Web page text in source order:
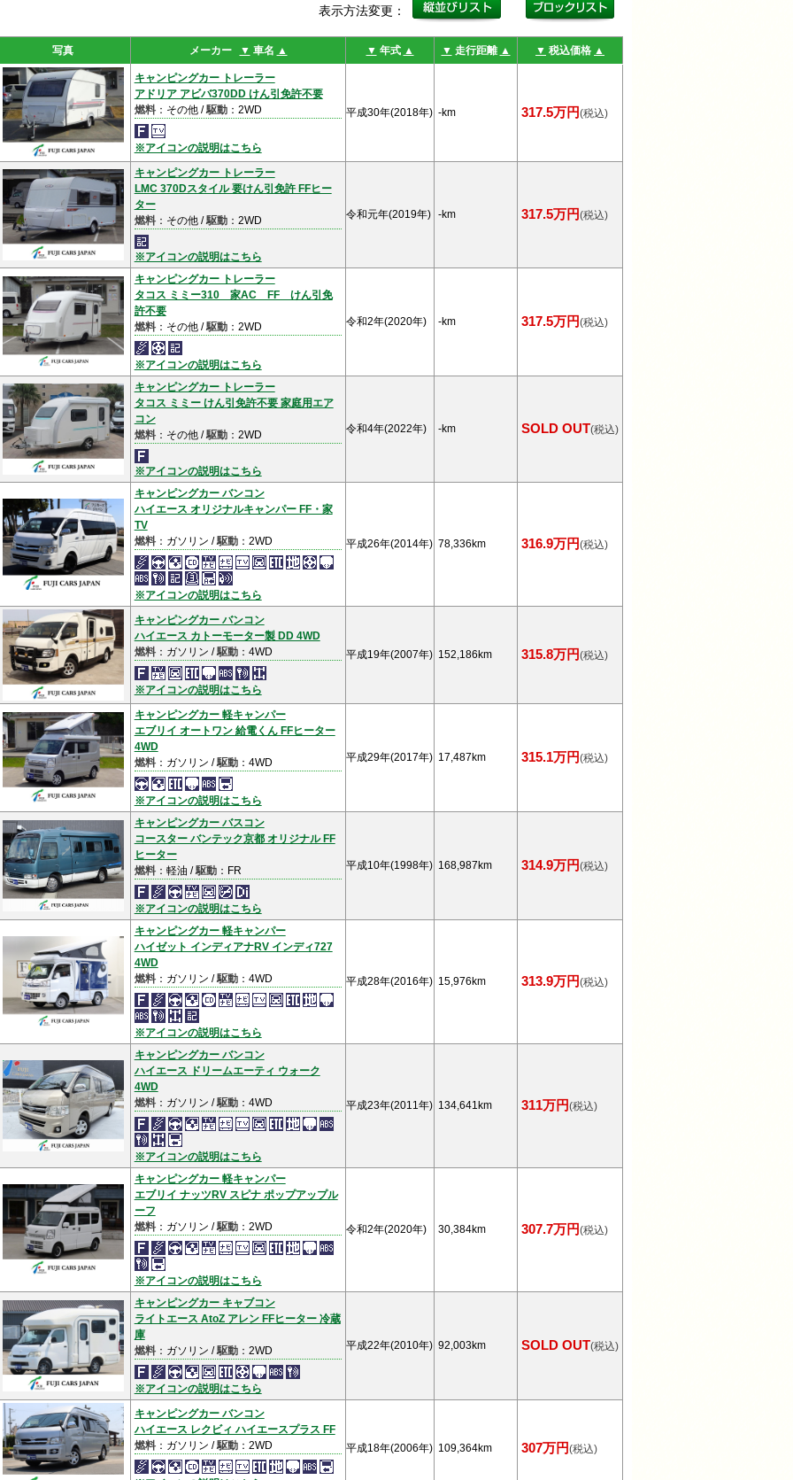
表示方法変更：
写真 メーカー ▼ 車名 ▲ ▼ 年式 ▲ ▼ 走行距離 ▲ ▼ 税込価格 ▲
キャンピングカー トレーラー
アドリア アビバ370DD けん引免許不要
燃料：その他 /駆動：2WD
※アイコンの説明はこちら
平成30年(2018年) -km 317.5万円(税込)
キャンピングカー トレーラー
LMC 370Dスタイル 要けん引免許 FFヒー
ター
燃料：その他 /駆動：2WD
※アイコンの説明はこちら
令和元年(2019年) -km 317.5万円(税込)
キャンピングカー トレーラー
タコス ミミー310 家AC FF けん引免
許不要
燃料：その他 /駆動：2WD
※アイコンの説明はこちら
令和2年(2020年) -km 317.5万円(税込)
キャンピングカー トレーラー
タコス ミミー けん引免許不要 家庭用エア
コン
燃料：その他 /駆動：2WD
※アイコンの説明はこちら
令和4年(2022年) -km SOLD OUT(税込)
キャンピングカー バンコン
ハイエース オリジナルキャンパー FF・家
TV
燃料：ガソリン /駆動：2WD
※アイコンの説明はこちら
平成26年(2014年) 78,336km 316.9万円(税込)
キャンピングカー バンコン
ハイエース カトーモーター製 DD 4WD
燃料：ガソリン /駆動：4WD
※アイコンの説明はこちら
平成19年(2007年) 152,186km 315.8万円(税込)
キャンピングカー 軽キャンパー
エブリイ オートワン 給電くん FFヒーター
4WD
燃料：ガソリン /駆動：4WD
※アイコンの説明はこちら
平成29年(2017年) 17,487km 315.1万円(税込)
キャンピングカー バスコン
コースター バンテック京都 オリジナル FF
ヒーター
燃料：軽油 /駆動：FR
※アイコンの説明はこちら
平成10年(1998年) 168,987km 314.9万円(税込)
キャンピングカー 軽キャンパー
ハイゼット インディアナRV インディ727
4WD
燃料：ガソリン /駆動：4WD
※アイコンの説明はこちら
平成28年(2016年) 15,976km 313.9万円(税込)
キャンピングカー バンコン
ハイエース ドリームエーティ ウォーク
4WD
燃料：ガソリン /駆動：4WD
※アイコンの説明はこちら
平成23年(2011年) 134,641km 311万円(税込)
キャンピングカー 軽キャンパー
エブリイ ナッツRV スピナ ポップアップル
ーフ
燃料：ガソリン /駆動：2WD
※アイコンの説明はこちら
令和2年(2020年) 30,384km 307.7万円(税込)
キャンピングカー キャブコン
ライトエース AtoZ アレン FFヒーター 冷蔵
庫
燃料：ガソリン /駆動：2WD
※アイコンの説明はこちら
平成22年(2010年) 92,003km SOLD OUT(税込)
キャンピングカー バンコン
ハイエース レクビィ ハイエースプラス FF
燃料：ガソリン /駆動：2WD 平成18年(2006年) 109,364km 307万円(税込)